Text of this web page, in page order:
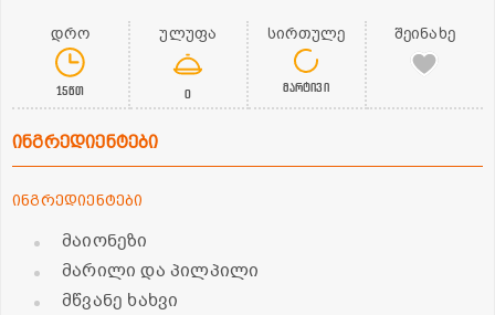
დრო
15წთ
ულუფა
0
სირთულე
მარტივი
შეინახე
ინგრედიენტები
ინგრედიენტები
მაიონეზი
მარილი და პილპილი
მწვანე ხახვი